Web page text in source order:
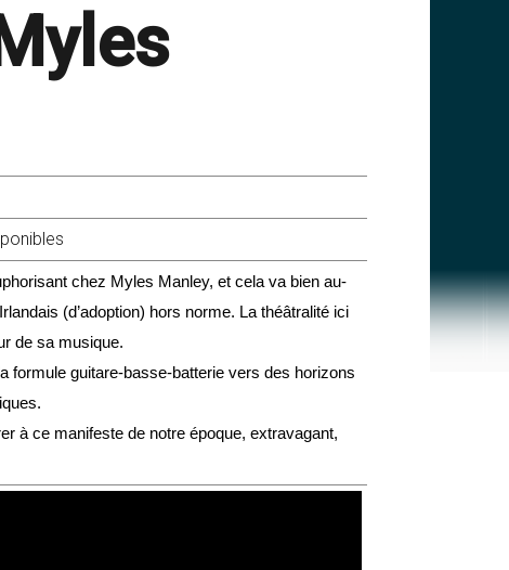
chez Myles Manley, et cela va bien au-
(d’adoption) hors norme. La théâtralité ici
de sa musique.
formule guitare-basse-batterie vers des horizons
à ce manifeste de notre époque, extravagant,